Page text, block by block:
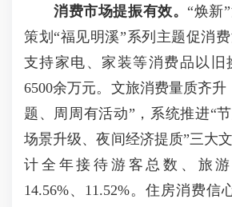
消费市场提振有效。 “焕新
策划“福见明溪”系列主题促消
支持家电、家装等消费品以旧
6500余万元。文旅消费量质齐升
题、周周有活动”，系统推进“
场景升级、夜间经济提质”三大
计全年接待游客总数、旅
14.56%、11.52%。住房消费信